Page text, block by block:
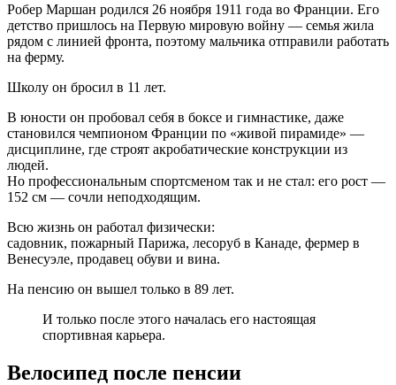
Робер Маршан родился 26 ноября 1911 года во Франции. Его
детство пришлось на Первую мировую войну — семья жила
рядом с линией фронта, поэтому мальчика отправили работать
на ферму.
Школу он бросил в 11 лет.
В юности он пробовал себя в боксе и гимнастике, даже
становился чемпионом Франции по «живой пирамиде» —
дисциплине, где строят акробатические конструкции из
людей.
Но профессиональным спортсменом так и не стал: его рост —
152 см — сочли неподходящим.
Всю жизнь он работал физически:
садовник, пожарный Парижа, лесоруб в Канаде, фермер в
Венесуэле, продавец обуви и вина.
На пенсию он вышел только в 89 лет.
И только после этого началась его настоящая
спортивная карьера.
Велосипед после пенсии